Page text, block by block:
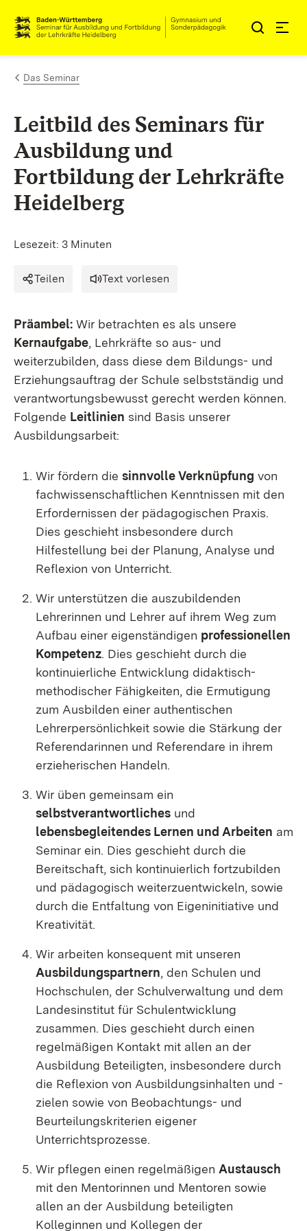
Zum Inhalt springen
Link zur Startseite
Das Seminar
Leitbild des Seminars für
Ausbildung und
Fortbildung der Lehrkräfte
Heidelberg
Lesezeit: 3 Minuten
Teilen Text vorlesen
Präambel: Wir betrachten es als unsere
Kernaufgabe, Lehrkräfte so aus- und
weiterzubilden, dass diese dem Bildungs- und
Erziehungsauftrag der Schule selbstständig und
verantwortungsbewusst gerecht werden können.
Folgende Leitlinien sind Basis unserer
Ausbildungsarbeit:
Wir fördern die sinnvolle Verknüpfung von
fachwissenschaftlichen Kenntnissen mit den
Erfordernissen der pädagogischen Praxis.
Dies geschieht insbesondere durch
Hilfestellung bei der Planung, Analyse und
Reflexion von Unterricht.
Wir unterstützen die auszubildenden
Lehrerinnen und Lehrer auf ihrem Weg zum
Aufbau einer eigenständigen professionellen
Kompetenz. Dies geschieht durch die
kontinuierliche Entwicklung didaktisch-
methodischer Fähigkeiten, die Ermutigung
zum Ausbilden einer authentischen
Lehrerpersönlichkeit sowie die Stärkung der
Referendarinnen und Referendare in ihrem
erzieherischen Handeln.
Wir üben gemeinsam ein
selbstverantwortliches und
lebensbegleitendes Lernen und Arbeiten am
Seminar ein. Dies geschieht durch die
Bereitschaft, sich kontinuierlich fortzubilden
und pädagogisch weiterzuentwickeln, sowie
durch die Entfaltung von Eigeninitiative und
Kreativität.
Wir arbeiten konsequent mit unseren
Ausbildungspartnern, den Schulen und
Hochschulen, der Schulverwaltung und dem
Landesinstitut für Schulentwicklung
zusammen. Dies geschieht durch einen
regelmäßigen Kontakt mit allen an der
Ausbildung Beteiligten, insbesondere durch
die Reflexion von Ausbildungsinhalten und -
zielen sowie von Beobachtungs- und
Beurteilungskriterien eigener
Unterrichtsprozesse.
Wir pflegen einen regelmäßigen Austausch
mit den Mentorinnen und Mentoren sowie
allen an der Ausbildung beteiligten
Kolleginnen und Kollegen der